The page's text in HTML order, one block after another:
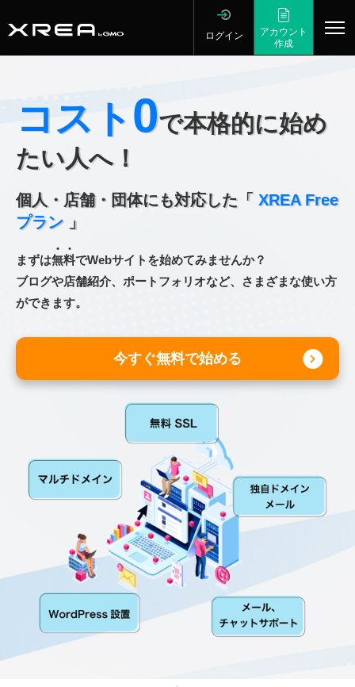
ログイン
アカウント
作成
コスト0で本格的に始め
たい人へ！
個人・店舗・団体にも対応した「 XREA Free
プラン 」
まずは無料でWebサイトを始めてみませんか？
ブログや店舗紹介、ポートフォリオなど、さまざまな使い方
ができます。
今すぐ無料で始める